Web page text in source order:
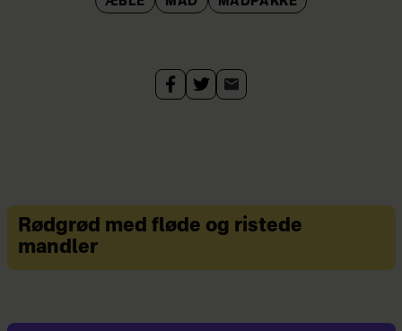
Rødgrød med fløde og ristede
mandler